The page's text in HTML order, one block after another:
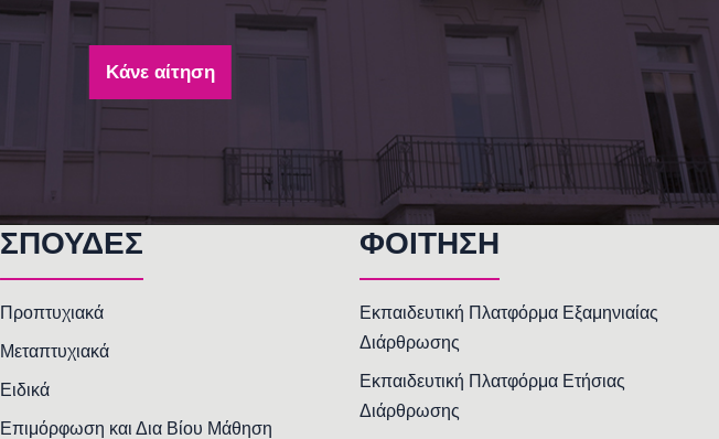
Κάνε αίτηση
ΣΠΟΥΔΕΣ
Προπτυχιακά
Μεταπτυχιακά
Ειδικά
Επιμόρφωση και Δια Βίου Μάθηση
ΦΟΙΤΗΣΗ
Εκπαιδευτική Πλατφόρμα Εξαμηνιαίας
Διάρθρωσης
Εκπαιδευτική Πλατφόρμα Ετήσιας
Διάρθρωσης